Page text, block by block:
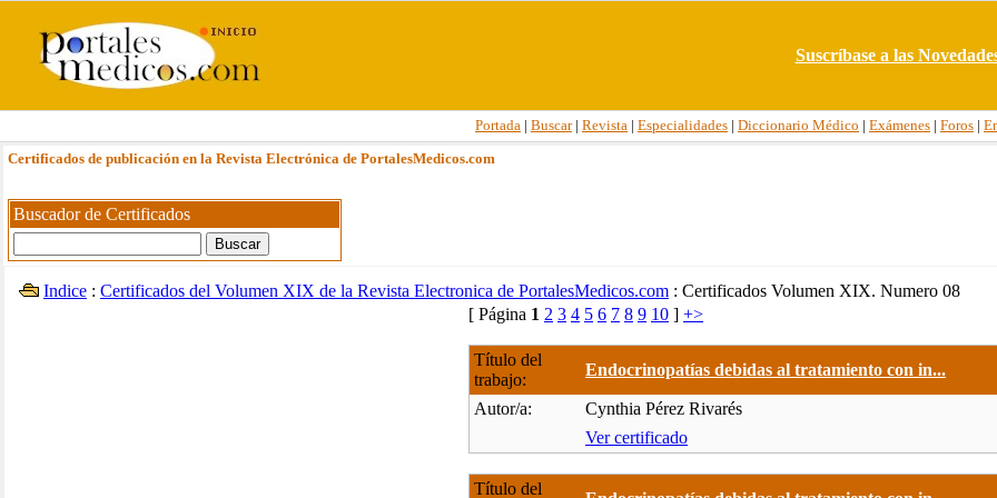
Suscríbase a las
Portada | Buscar| Revista | Especialidades | Diccionario Médico | Exámenes | Foros |
Certificados de publicación en la Revista Electrónica de PortalesMedicos.com
Buscador de Certificados
Indice : Certificados del Volumen XIX de la Revista Electronica de PortalesMedicos.com : Certificados Volumen XIX. Numero 08
[ Página 1 2 3 4 5 6 7 8 9 10 ] +>
Título del
trabajo:
Endocrinopatías debidas al tratamiento con in...
Autor/a:
Cynthia Pérez Rivarés
Ver certificado
Título del